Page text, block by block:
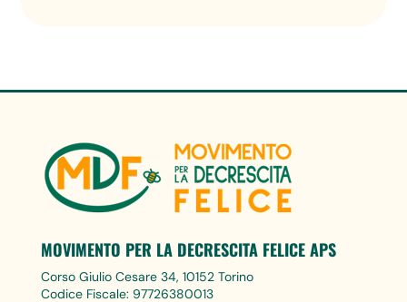
MOVIMENTO PER LA DECRESCITA FELICE APS
Corso Giulio Cesare 34, 10152 Torino
Codice Fiscale: 97726380013